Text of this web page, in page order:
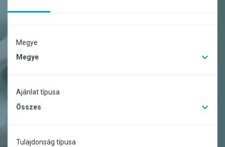
Megye
Megye
Ajánlat típusa
Összes
Tulajdonság típusa